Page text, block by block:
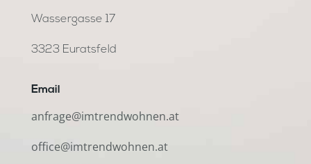
Wassergasse 17
3323 Euratsfeld
Email
anfrage@imtrendwohnen.at
office@imtrendwohnen.at